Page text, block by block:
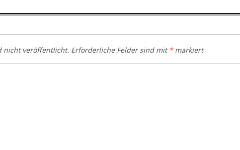
nicht veröffentlicht. Erforderliche Felder sind mit *markiert